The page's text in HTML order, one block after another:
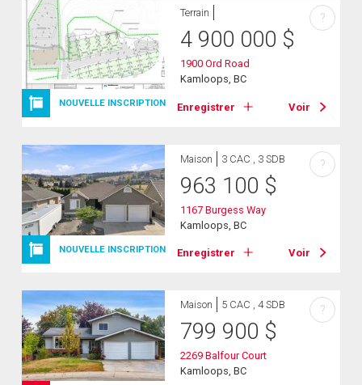
NOUVELLE INSCRIPTION
Terrain
4 900 000 $
1900 Ord Road
Kamloops, BC
Enregistrer Voir
?
NOUVELLE INSCRIPTION
Maison 3 CAC , 3 SDB
963 100 $
1167 Burgess Way
Kamloops, BC
Enregistrer Voir
?
Maison 5 CAC , 4 SDB
799 900 $
2269 Balfour Court
Kamloops, BC
?